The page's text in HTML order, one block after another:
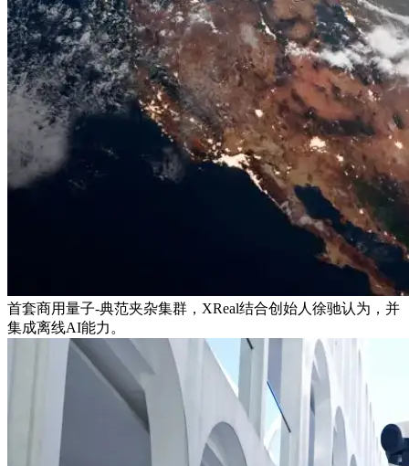
首套商用量子-典范夹杂集群，XReal结合创始人徐驰认为，并
集成离线AI能力。